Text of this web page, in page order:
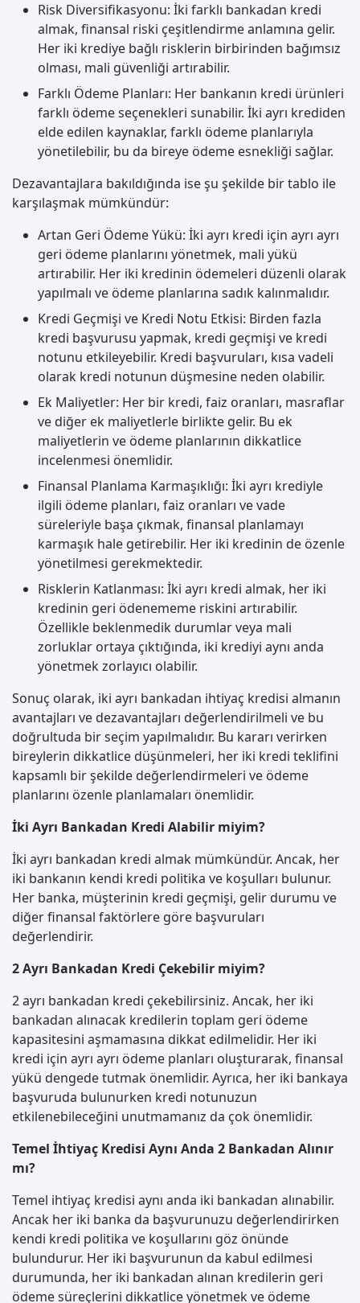
Risk Diversifikasyonu: İki farklı bankadan kredi
almak, finansal riski çeşitlendirme anlamına gelir.
Her iki krediye bağlı risklerin birbirinden bağımsız
olması, mali güvenliği artırabilir.
Farklı Ödeme Planları: Her bankanın kredi ürünleri
farklı ödeme seçenekleri sunabilir. İki ayrı krediden
elde edilen kaynaklar, farklı ödeme planlarıyla
yönetilebilir, bu da bireye ödeme esnekliği sağlar.
Dezavantajlara bakıldığında ise şu şekilde bir tablo ile
karşılaşmak mümkündür:
Artan Geri Ödeme Yükü: İki ayrı kredi için ayrı ayrı
geri ödeme planlarını yönetmek, mali yükü
artırabilir. Her iki kredinin ödemeleri düzenli olarak
yapılmalı ve ödeme planlarına sadık kalınmalıdır.
Kredi Geçmişi ve Kredi Notu Etkisi: Birden fazla
kredi başvurusu yapmak, kredi geçmişi ve kredi
notunu etkileyebilir. Kredi başvuruları, kısa vadeli
olarak kredi notunun düşmesine neden olabilir.
Ek Maliyetler: Her bir kredi, faiz oranları, masraflar
ve diğer ek maliyetlerle birlikte gelir. Bu ek
maliyetlerin ve ödeme planlarının dikkatlice
incelenmesi önemlidir.
Finansal Planlama Karmaşıklığı: İki ayrı krediyle
ilgili ödeme planları, faiz oranları ve vade
süreleriyle başa çıkmak, finansal planlamayı
karmaşık hale getirebilir. Her iki kredinin de özenle
yönetilmesi gerekmektedir.
Risklerin Katlanması: İki ayrı kredi almak, her iki
kredinin geri ödenememe riskini artırabilir.
Özellikle beklenmedik durumlar veya mali
zorluklar ortaya çıktığında, iki krediyi aynı anda
yönetmek zorlayıcı olabilir.
Sonuç olarak, iki ayrı bankadan ihtiyaç kredisi almanın
avantajları ve dezavantajları değerlendirilmeli ve bu
doğrultuda bir seçim yapılmalıdır. Bu kararı verirken
bireylerin dikkatlice düşünmeleri, her iki kredi teklifini
kapsamlı bir şekilde değerlendirmeleri ve ödeme
planlarını özenle planlamaları önemlidir.
İki Ayrı Bankadan Kredi Alabilir miyim?
İki ayrı bankadan kredi almak mümkündür. Ancak, her
iki bankanın kendi kredi politika ve koşulları bulunur.
Her banka, müşterinin kredi geçmişi, gelir durumu ve
diğer finansal faktörlere göre başvuruları
değerlendirir.
2 Ayrı Bankadan Kredi Çekebilir miyim?
2 ayrı bankadan kredi çekebilirsiniz. Ancak, her iki
bankadan alınacak kredilerin toplam geri ödeme
kapasitesini aşmamasına dikkat edilmelidir. Her iki
kredi için ayrı ayrı ödeme planları oluşturarak, finansal
yükü dengede tutmak önemlidir. Ayrıca, her iki bankaya
başvuruda bulunurken kredi notunuzun
etkilenebileceğini unutmamanız da çok önemlidir.
Temel İhtiyaç Kredisi Aynı Anda 2 Bankadan Alınır
mı?
Temel ihtiyaç kredisi aynı anda iki bankadan alınabilir.
Ancak her iki banka da başvurunuzu değerlendirirken
kendi kredi politika ve koşullarını göz önünde
bulundurur. Her iki başvurunun da kabul edilmesi
durumunda, her iki bankadan alınan kredilerin geri
ödeme süreçlerini dikkatlice yönetmek ve ödeme